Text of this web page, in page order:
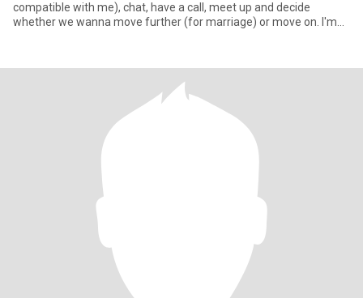
compatible with me), chat, have a call, meet up and decide
whether we wanna move further (for marriage) or move on. I'm